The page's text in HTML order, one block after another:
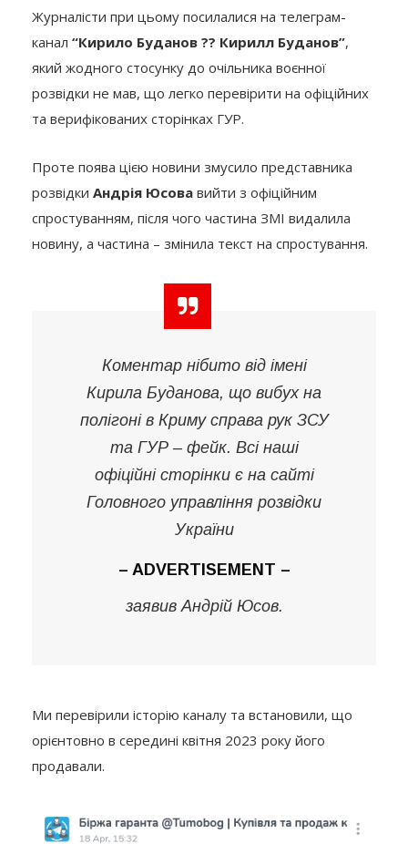
Журналісти при цьому посилалися на телеграм-
канал “Кирило Буданов ?? Кирилл Буданов”,
який жодного стосунку до очільника воєнної
розвідки не мав, що легко перевірити на офіційних
та верифікованих сторінках ГУР.
Проте поява цією новини змусило представника
розвідки Андрія Юсова вийти з офіційним
спростуванням, після чого частина ЗМІ видалила
новину, а частина – змінила текст на спростування.
Коментар нібито від імені
Кирила Буданова, що вибух на
полігоні в Криму справа рук ЗСУ
та ГУР – фейк. Всі наші
офіційні сторінки є на сайті
Головного управління розвідки
України
– ADVERTISEMENT –
заявив Андрій Юсов.
Ми перевірили історію каналу та встановили, що
орієнтовно в середині квітня 2023 року його
продавали.